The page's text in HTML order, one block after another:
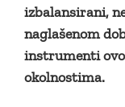
izbalansirani,
naglašenom
instrumenti
okolnostima.